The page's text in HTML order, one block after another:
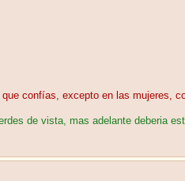
confías, excepto en las mujeres,
de vista, mas adelante deberia